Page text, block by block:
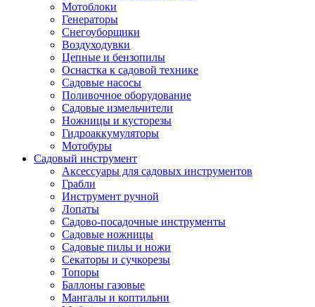
Электротранспорт
Радиоуправляемые модели
Аксессуары для велосипедов
аксессуары для радиоуправляемых моделей
Расходные материалы
Бумага разная
Бумага для офисной техники
Бумага для профессиональной печати
Фотобумага
Наклейки
Термобумага
Бумага для факса
Пленка для печати
Пленка для ламинирования
Материалы для заправки
Чернила и заправки
Фотобарабаны
Оригинальные расходные материалы
Для лазерных устройств печати
Матричные картриджи
Опции
Мотоблоки
Генераторы
Снегоуборщики
Воздуходувки
Цепные и бензопилы
Оснастка к садовой технике
Садовые насосы
Поливочное оборудование
Садовые измельчители
Ножницы и кусторезы
Гидроаккумуляторы
Мотобуры
Садовый инструмент
Аксессуары для садовых инструментов
Грабли
Инструмент ручной
Лопаты
Садово-посадочные инструменты
Садовые ножницы
Садовые пилы и ножи
Секаторы и сучкорезы
Топоры
Баллоны газовые
Мангалы и коптильни